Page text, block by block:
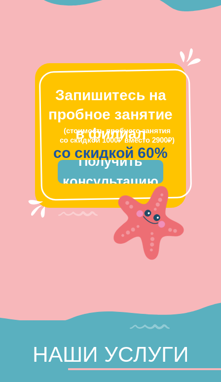
Запишитесь на
пробное занятие
в филиал
со скидкой 60%
(стоимость пробного занятия
со скидкой 1000₽ вместо 2900₽)
Получить
консультацию
НАШИ УСЛУГИ